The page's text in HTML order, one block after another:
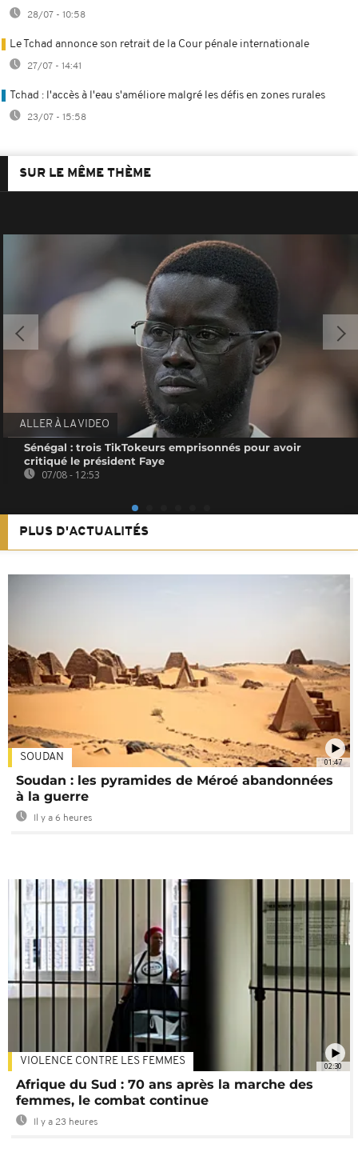
28/07 - 10:58
Le Tchad annonce son retrait de la Cour pénale internationale
27/07 - 14:41
Tchad : l'accès à l'eau s'améliore malgré les défis en zones rurales
23/07 - 15:58
SUR LE MÊME THÈME
ALLER À LA VIDEO
Sénégal : trois TikTokeurs emprisonnés pour avoir
critiqué le président Faye
07/08 - 12:53
PLUS D'ACTUALITÉS
01:47
SOUDAN
Soudan : les pyramides de Méroé abandonnées
à la guerre
Il y a 6 heures
02:30
VIOLENCE CONTRE LES FEMMES
Afrique du Sud : 70 ans après la marche des
femmes, le combat continue
Il y a 23 heures